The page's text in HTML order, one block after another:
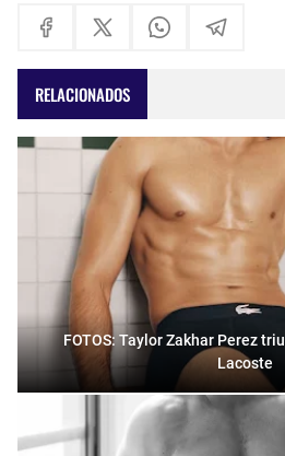
RELACIONADOS
FOTOS: Taylor Zakhar Perez
Lacoste